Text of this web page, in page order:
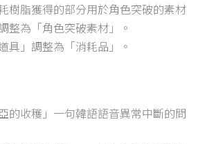
樹脂獲得的部分用於角色突破的素材
整為「角色突破素材」。
具」調整為「消耗品」。
的收穫」一句韓語語音異常中斷的問